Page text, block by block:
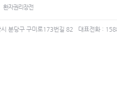
환자권리장전
분당구 구미로173번길 82 대표전화 :